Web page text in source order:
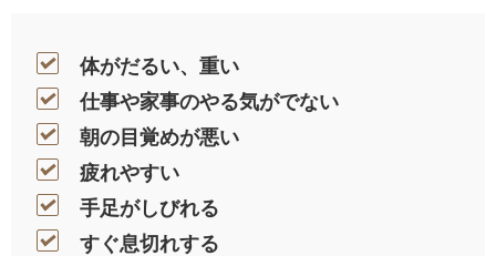
体がだるい、重い
仕事や家事のやる気がでない
朝の目覚めが悪い
疲れやすい
手足がしびれる
すぐ息切れする